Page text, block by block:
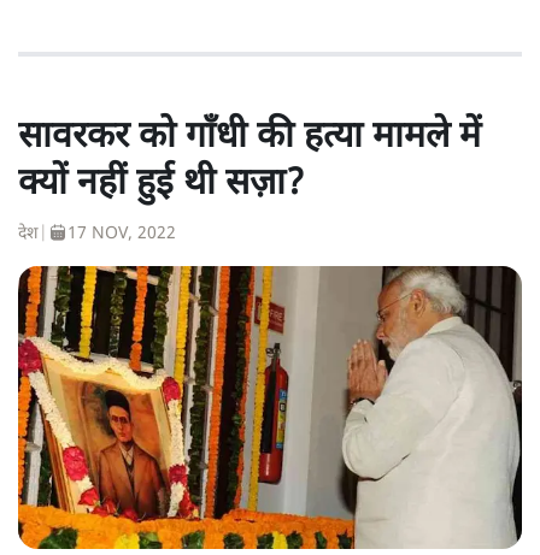
सावरकर को गाँधी की हत्या मामले में
क्यों नहीं हुई थी सज़ा?
देश 17 NOV, 2022